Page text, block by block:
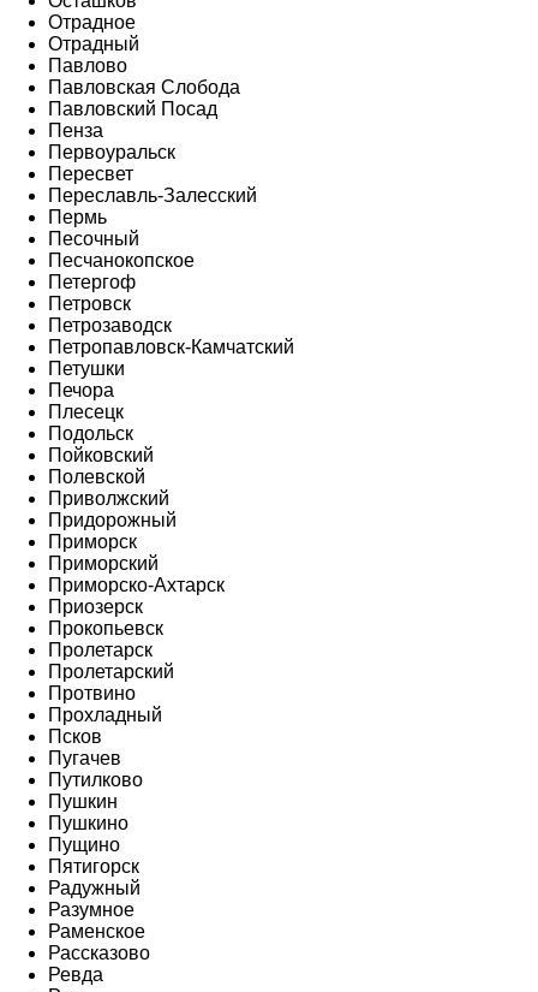
Отрадное
Отрадный
Павлово
Павловская Слобода
Павловский Посад
Пенза
Первоуральск
Пересвет
Переславль-Залесский
Пермь
Песочный
Песчанокопское
Петергоф
Петровск
Петрозаводск
Петропавловск-Камчатский
Петушки
Печора
Плесецк
Подольск
Пойковский
Полевской
Приволжский
Придорожный
Приморск
Приморский
Приморско-Ахтарск
Приозерск
Прокопьевск
Пролетарск
Пролетарский
Протвино
Прохладный
Псков
Пугачев
Путилково
Пушкин
Пушкино
Пущино
Пятигорск
Радужный
Разумное
Раменское
Рассказово
Ревда